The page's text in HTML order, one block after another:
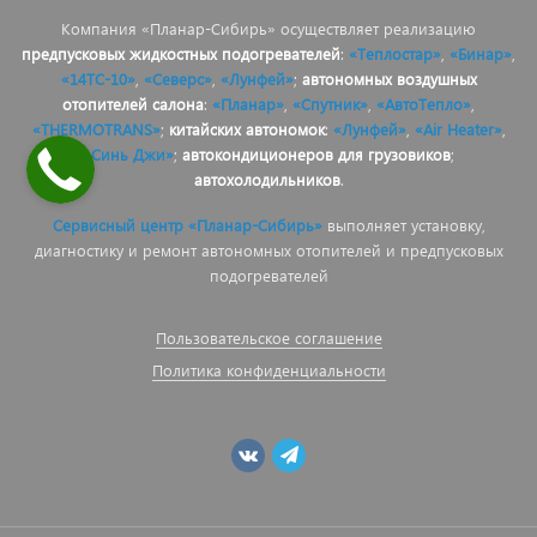
Компания «Планар-Сибирь» осуществляет реализацию
предпусковых жидкостных подогревателей: «Теплостар» «Бинар»
«14ТС-10», «Северс», «Лунфей»; автономных воздушных
отопителей салона: «Планар» «Спутник» «АвтоТепло»
«THERMOTRANS»; китайских автономок: «Лунфей», «Air Heater»,
«Синь Джи»; автокондиционеров для грузовиков;
автохолодильников.
Сервисный центр «Планар-Сибирь»выполняет установку,
диагностику и ремонт автономных отопителей и предпусковых
подогревателей
Пользовательское соглашение
Политика конфиденциальности